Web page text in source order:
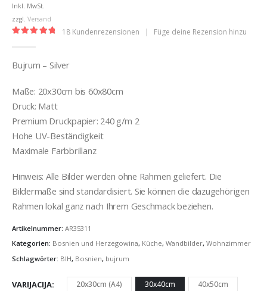
Inkl. MwSt.
zzgl. Versand
18 Kundenrezensionen | Füge deine Rezension hinzu
Bujrum – Silver
Maße: 20x30cm bis 60x80cm
Druck: Matt
Premium Druckpapier: 240 g/m 2
Hohe UV-Beständigkeit
Maximale Farbbrillanz
Hinweis: Alle Bilder werden ohne Rahmen geliefert. Die
Bildermaße sind standardisiert. Sie können die dazugehörigen
Rahmen lokal ganz nach Ihrem Geschmack beziehen.
Artikelnummer: AR35311
Kategorien: Bosnien und Herzegowina, Küche, Wandbilder, Wohnzimmer
Schlagwörter: BIH, Bosnien, bujrum
VARIJACIJA 20x30cm (A4) 30x40cm
40x50cm